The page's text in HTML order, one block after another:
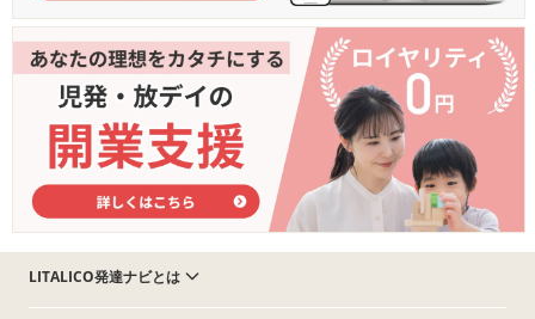
LITALICO発達ナビとは